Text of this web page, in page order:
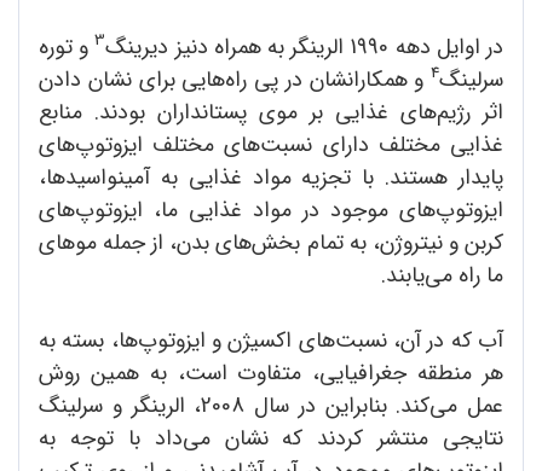
در اوایل دهه 1990 الرینگر به همراه دنیز دیرینگ
3و توره
سرلینگ4و همکارانشان در پی راه‌هایی برای نشان دادن
اثر رژیم‌های غذایی بر موی پستانداران بودند. منابع
غذایی مختلف دارای نسبت‌های مختلف ایزوتوپ‌های
پایدار هستند. با تجزیه مواد غذایی به آمینواسیدها،
ایزوتوپ‌های موجود در مواد غذایی ما، ایزوتوپ‌های
کربن و نیتروژن، به تمام بخش‌های بدن، از جمله موهای
ما راه می‌یابند.
آب که در آن، نسبت‌های اکسیژن و ایزوتوپ‌ها، بسته به
هر منطقه جغرافیایی، متفاوت است، به همین روش
عمل می‌کند. بنابراین در سال 2008، الرینگر و سرلینگ
نتایجی منتشر کردند که نشان می‌داد با توجه به